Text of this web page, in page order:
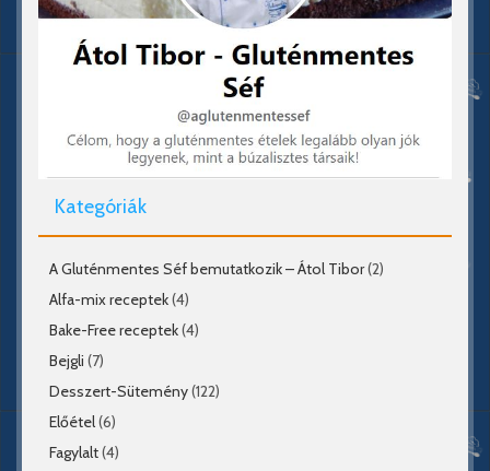
Kategóriák
A Gluténmentes Séf bemutatkozik – Átol Tibor(2)
Alfa-mix receptek(4)
Bake-Free receptek(4)
Bejgli (7)
Desszert-Sütemény(122)
Előétel(6)
Fagylalt(4)